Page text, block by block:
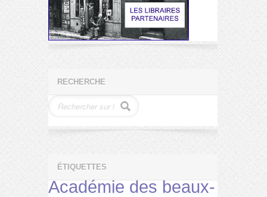
RECHERCHE
ÉTIQUETTES
Académie des beaux-